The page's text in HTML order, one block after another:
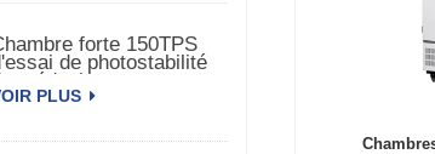
forte 150TPS
de photostabilité
médecine
PLUS